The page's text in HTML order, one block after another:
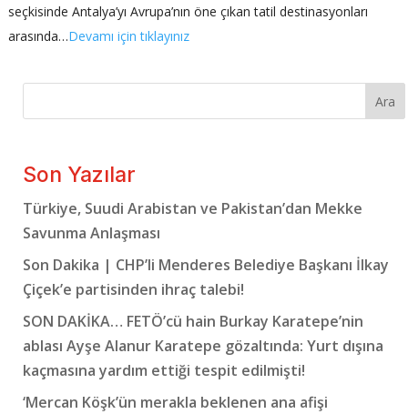
seçkisinde Antalya’yı Avrupa’nın öne çıkan tatil destinasyonları
arasında…Devamı için tıklayınız
Ara
Son Yazılar
Türkiye, Suudi Arabistan ve Pakistan’dan Mekke
Savunma Anlaşması
Son Dakika | CHP’li Menderes Belediye Başkanı İlkay
Çiçek’e partisinden ihraç talebi!
SON DAKİKA… FETÖ’cü hain Burkay Karatepe’nin
ablası Ayşe Alanur Karatepe gözaltında: Yurt dışına
kaçmasına yardım ettiği tespit edilmişti!
‘Mercan Köşk’ün merakla beklenen ana afişi